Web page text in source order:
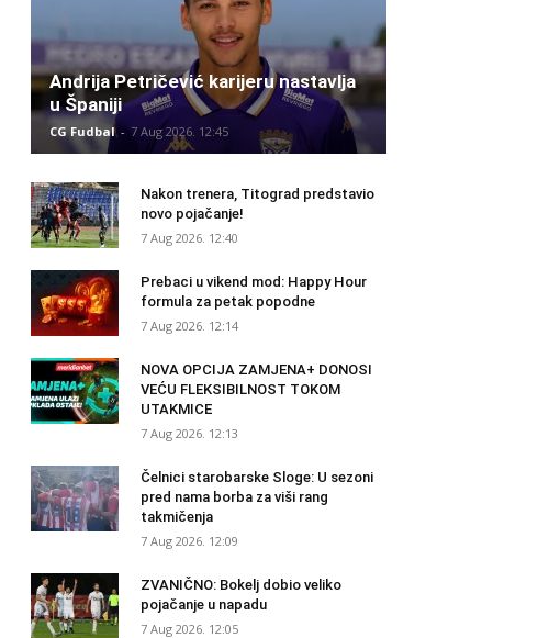
Andrija Petričević karijeru nastavlja
u Španiji
CG Fudbal - 7 Aug 2026. 12:45
Nakon trenera, Titograd predstavio
novo pojačanje!
7 Aug 2026. 12:40
Prebaci u vikend mod: Happy Hour
formula za petak popodne
7 Aug 2026. 12:14
NOVA OPCIJA ZAMJENA+ DONOSI
VEĆU FLEKSIBILNOST TOKOM
UTAKMICE
7 Aug 2026. 12:13
Čelnici starobarske Sloge: U sezoni
pred nama borba za viši rang
takmičenja
7 Aug 2026. 12:09
ZVANIČNO: Bokelj dobio veliko
pojačanje u napadu
7 Aug 2026. 12:05